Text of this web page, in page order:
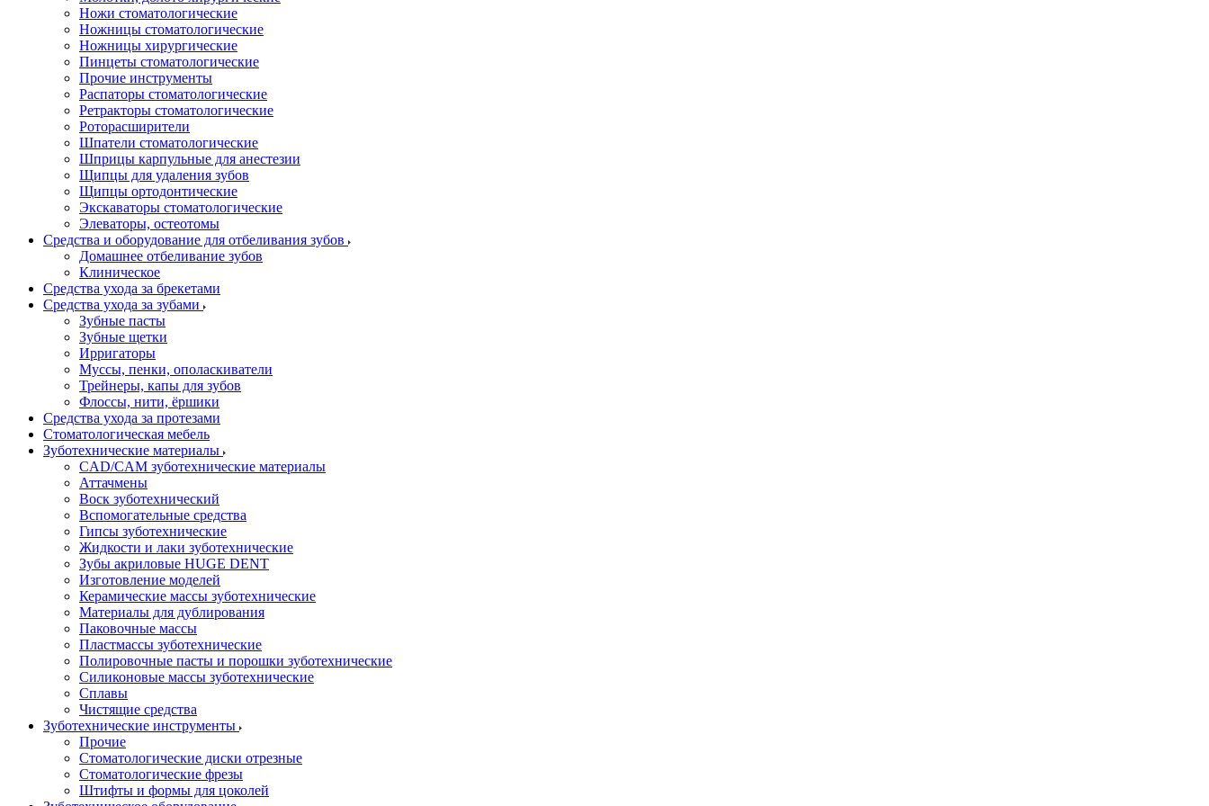
Ножи стоматологические
Ножницы стоматологические
Ножницы хирургические
Пинцеты стоматологические
Прочие инструменты
Распаторы стоматологические
Ретракторы стоматологические
Роторасширители
Шпатели стоматологические
Шприцы карпульные для анестезии
Щипцы для удаления зубов
Щипцы ортодонтические
Экскаваторы стоматологические
Элеваторы, остеотомы
Средства и оборудование для отбеливания зубов
Домашнее отбеливание зубов
Клиническое
Средства ухода за брекетами
Средства ухода за зубами
Зубные пасты
Зубные щетки
Ирригаторы
Муссы, пенки, ополаскиватели
Трейнеры, капы для зубов
Флоссы, нити, ёршики
Средства ухода за протезами
Стоматологическая мебель
Зуботехнические материалы
CAD/CAM зуботехнические материалы
Аттачмены
Воск зуботехнический
Вспомогательные средства
Гипсы зуботехнические
Жидкости и лаки зуботехнические
Зубы акриловые HUGE DENT
Изготовление моделей
Керамические массы зуботехнические
Материалы для дублирования
Паковочные массы
Пластмассы зуботехнические
Полировочные пасты и порошки зуботехнические
Силиконовые массы зуботехнические
Сплавы
Чистящие средства
Зуботехнические инструменты
Прочие
Стоматологические диски отрезные
Стоматологические фрезы
Штифты и формы для цоколей